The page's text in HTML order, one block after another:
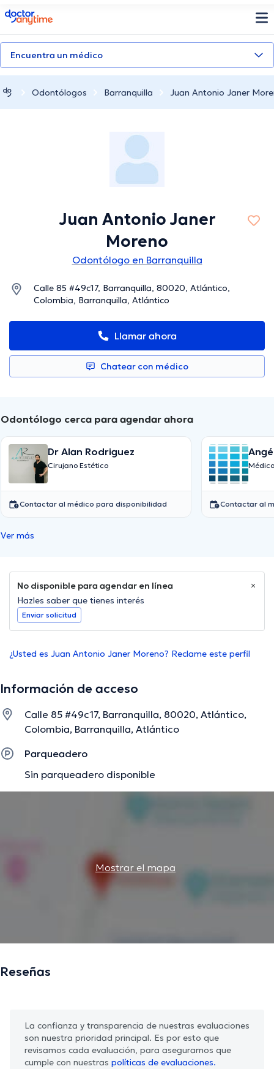
doctoranytime
Encuentra un médico
Odontólogos Barranquilla Juan Antonio Janer
Juan Antonio Janer
Moreno
Odontólogo en Barranquilla
Calle 85 #49c17, Barranquilla, 80020, Atlántico,
Colombia, Barranquilla, Atlántico
Llamar ahora
Chatear con médico
Odontólogo cerca para agendar ahora
Dr Alan Rodriguez
Cirujano Estético
Contactar al médico para disponibilidad Contactar al
Ver más
No disponible para agendar en línea
Hazles saber que tienes interés
Enviar solicitud
¿Usted es Juan Antonio Janer Moreno? Reclame este perfil
Información de acceso
Calle 85 #49c17, Barranquilla, 80020, Atlántico,
Colombia, Barranquilla, Atlántico
Parqueadero
Sin parqueadero disponible
Mostrar el mapa
Reseñas
La confianza y transparencia de nuestras evaluaciones
son nuestra prioridad principal. Es por esto que
revisamos cada evaluación, para asegurarnos que
cumple con nuestras políticas de evaluaciones.